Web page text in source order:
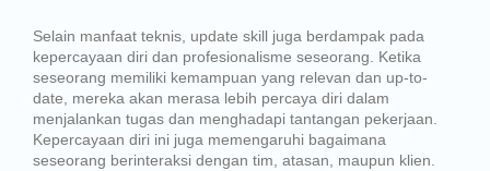
Selain manfaat teknis, update skill juga berdampak pada
kepercayaan diri dan profesionalisme seseorang. Ketika
seseorang memiliki kemampuan yang relevan dan up-to-
date, mereka akan merasa lebih percaya diri dalam
menjalankan tugas dan menghadapi tantangan pekerjaan.
Kepercayaan diri ini juga memengaruhi bagaimana
seseorang berinteraksi dengan tim, atasan, maupun klien.